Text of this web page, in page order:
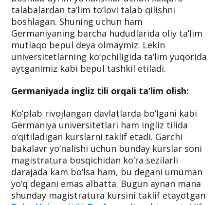
talabalardan ta’lim to‘lovi talab qilishni
boshlagan. Shuning uchun ham
Germaniyaning barcha hududlarida oliy ta’lim
mutlaqo bepul deya olmaymiz. Lekin
universitetlarning ko‘pchiligida ta’lim yuqorida
aytganimiz kabi bepul tashkil etiladi.
Germaniyada ingliz tili orqali ta’lim olish:
Ko‘plab rivojlangan davlatlarda bo‘lgani kabi
Germaniya universitetlari ham ingliz tilida
o‘qitiladigan kurslarni taklif etadi. Garchi
bakalavr yo‘nalishi uchun bunday kurslar soni
magistratura bosqichidan ko‘ra sezilarli
darajada kam bo‘lsa ham, bu degani umuman
yo‘q degani emas albatta. Bugun aynan mana
shunday magistratura kursini taklif etayotgan